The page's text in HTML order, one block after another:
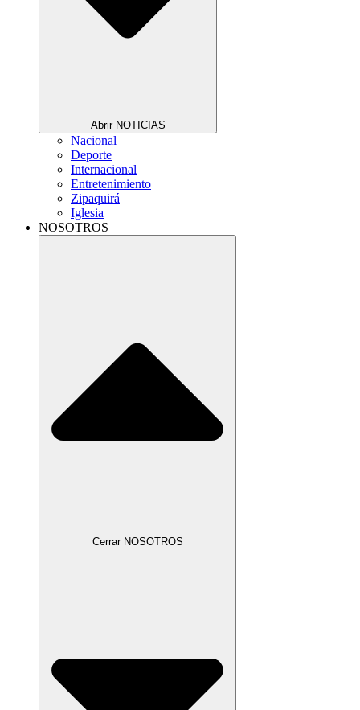
Abrir NOTICIAS
Nacional
Deporte
Internacional
Entretenimiento
Zipaquirá
Iglesia
NOSOTROS
Cerrar NOSOTROS